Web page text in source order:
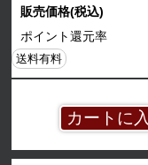
販売価格(税込)
ポイント還元率
送料有料